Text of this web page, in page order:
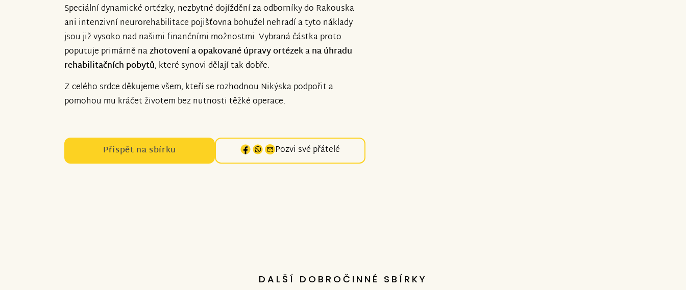
Speciální dynamické ortézky, nezbytné dojíždění za odborníky do Rakouska
ani intenzivní neurorehabilitace pojišťovna bohužel nehradí a tyto náklady
jsou již vysoko nad našimi finančními možnostmi. Vybraná částka proto
poputuje primárně nazhotovení a opakované úpravy ortézekana úhradu
rehabilitačních pobytů, které synovi dělají tak dobře.
Z celého srdce děkujeme všem, kteří se rozhodnou Nikýska podpořit a
pomohou mu kráčet životem bez nutnosti těžké operace.
Přispět na sbírku Pozvi své přátelé
DALŠÍ DOBROČINNÉ SBÍRKY